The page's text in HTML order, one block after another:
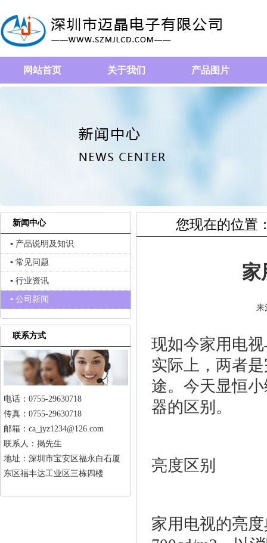
网站首页 关于我们 产品图片
您现在的位置
家
来
现如今家用电
实际上，两者
途。今天显恒
器的区别。
亮度区别
家用电视的亮
新闻中心
▪ 产品说明及知识
▪ 常见问题
▪ 行业资讯
▪ 公司新闻
联系方式
电话：0755-29630718
传真：0755-29630718
邮箱：ca_jyz1234@126.com
联系人：揭先生
地址：深圳市宝安区福永白石厦
东区福丰达工业区三栋四楼